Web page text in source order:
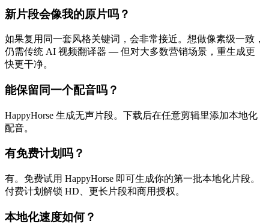
新片段会像我的原片吗？
如果复用同一套风格关键词，会非常接近。想做像素级一致，
仍需传统 AI 视频翻译器 — 但对大多数营销场景，重生成更
快更干净。
能保留同一个配音吗？
HappyHorse 生成无声片段。下载后在任意剪辑里添加本地化
配音。
有免费计划吗？
有。免费试用 HappyHorse 即可生成你的第一批本地化片段。
付费计划解锁 HD、更长片段和商用授权。
本地化速度如何？